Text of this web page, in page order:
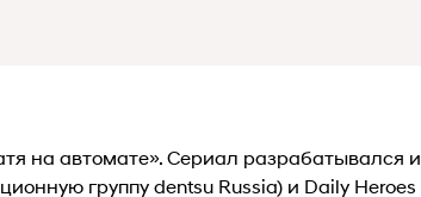
на автомате». Сериал разрабатывался и
группу dentsu Russia) и Daily Heroes